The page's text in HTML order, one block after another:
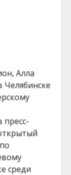
Алла
Челябинске
пресс-
среди